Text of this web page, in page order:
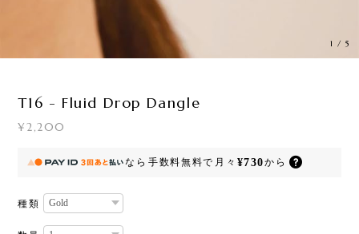
1 /5
T16 - Fluid Drop Dangle
¥2,200
なら 手数料無料で 月々 ¥730から
種類